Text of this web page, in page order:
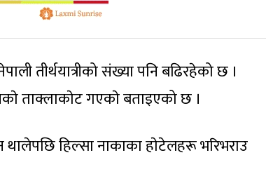
तीर्थयात्रीको संख्या पनि बढिरहेको छ ।
ताक्लाकाेट गएकाे बताइएको छ ।
थालेपछि हिल्सा नाकाका हाेटेलहरू भरिभराउ